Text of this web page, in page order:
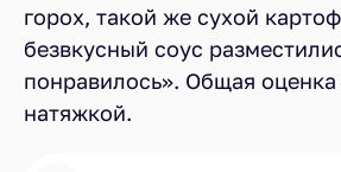
горох, такой же сухой
безвкусный соус
понравилось». Общая
натяжкой.